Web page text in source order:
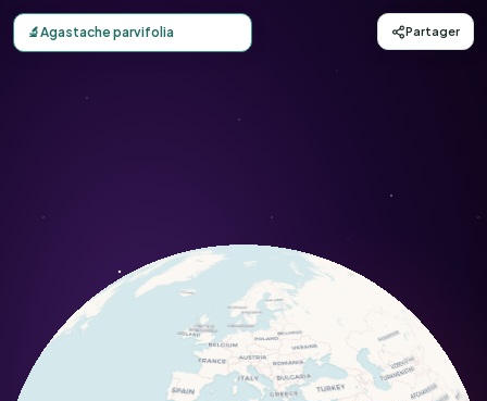
Carte d'observation du Agastache parvifolia (Agastache
🔬Agastache parvifolia Partager